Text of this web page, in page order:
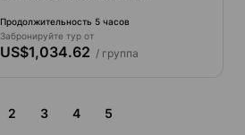
Мадрида.
Продолжительность 5 часов
Забронируйте тур от
US$1,034.62 / группа
2 3 4 5